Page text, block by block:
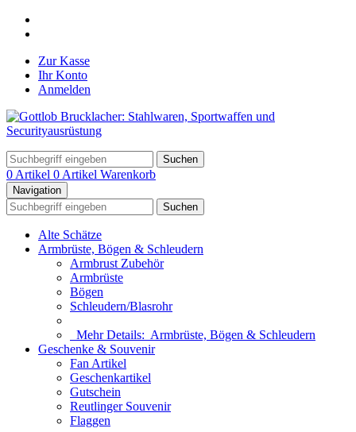
Zur Kasse
Ihr Konto
Anmelden
Suchen
0 Artikel 0 Artikel Warenkorb
Navigation
Suchen
Alte Schätze
Armbrüste, Bögen & Schleudern
Armbrust Zubehör
Armbrüste
Bögen
Schleudern/Blasrohr
Mehr Details: Armbrüste, Bögen & Schleudern
Geschenke & Souvenir
Fan Artikel
Geschenkartikel
Gutschein
Reutlinger Souvenir
Flaggen